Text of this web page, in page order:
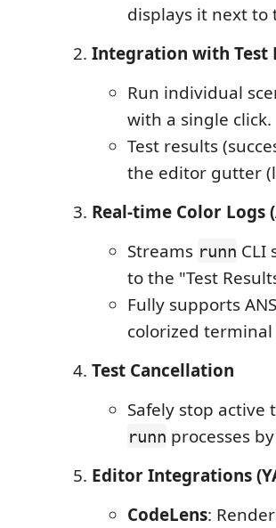
displays it next to
Integration with Test
Run individual
with a single click.
Test results
the editor gutter
Real-time Color Logs
Streams runn CLI
to the "Test
Fully supports
colorized
Test Cancellation
Safely stop
runn processes
Editor Integrations
CodeLens: